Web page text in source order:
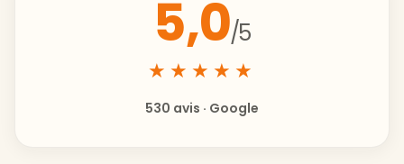
5,0/5
★★★★★
530 avis · Google